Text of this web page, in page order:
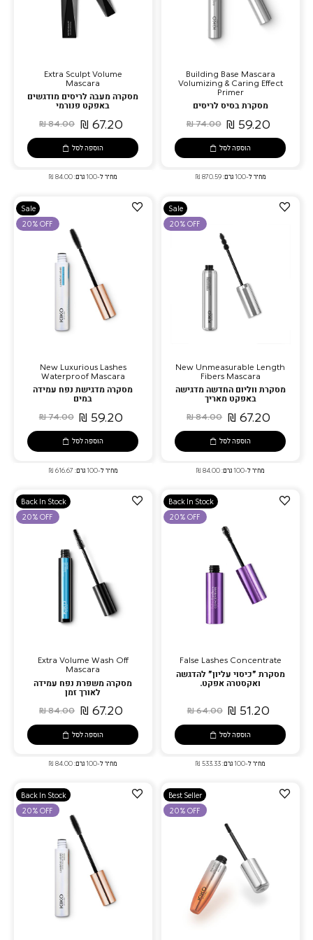
Building Base Mascara
Volumizing & Caring Effect
Primer
מסקרת בסיס לריסים
59.20 ₪
74.00 ₪
הוספה לסל
מחיר ל-100 גרם: 870.59 ₪
Extra Sculpt Volume
Mascara
מסקרה מעבה לריסים מודגשים
באפקט פנורמי
67.20 ₪
84.00 ₪
הוספה לסל
מחיר ל-100 גרם: 84.00 ₪
הוספה
Sale
20% OFF
New Unmeasurable Length
Fibers Mascara
מסקרת ווליום החדשה מדגישה
באפקט מאריך
67.20 ₪
84.00 ₪
הוספה לסל
מחיר ל-100 גרם: 84.00 ₪
הוספה
Sale
20% OFF
New Luxurious Lashes
Waterproof Mascara
מסקרה מדגישת נפח עמידה
במים
59.20 ₪
74.00 ₪
הוספה לסל
מחיר ל-100 גרם: 616.67 ₪
הוספה
Back In Stock
20% OFF
False Lashes Concentrate
מסקרת ”כיסוי עליון” להדגשה
ואקסטרה אפקט.
51.20 ₪
64.00 ₪
הוספה לסל
מחיר ל-100 גרם: 533.33 ₪
הוספה
Back In Stock
20% OFF
Extra Volume Wash Off
Mascara
מסקרה משפרת נפח עמידה
לאורך זמן
67.20 ₪
84.00 ₪
הוספה לסל
מחיר ל-100 גרם: 84.00 ₪
הוספה
Best Seller
20% OFF
הוספה
Back In Stock
20% OFF